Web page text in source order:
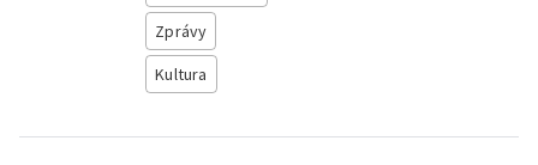
Zprávy
Kultura